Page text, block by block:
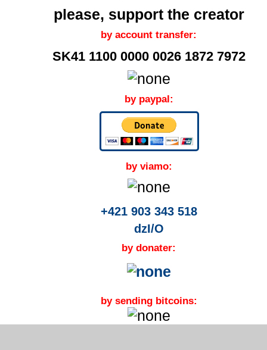
please, support the creator
by account transfer:
SK41 1100 0000 0026 1872 7972
by paypal:
by viamo:
+421 903 343 518
dzI/O
by donater:
by sending bitcoins: